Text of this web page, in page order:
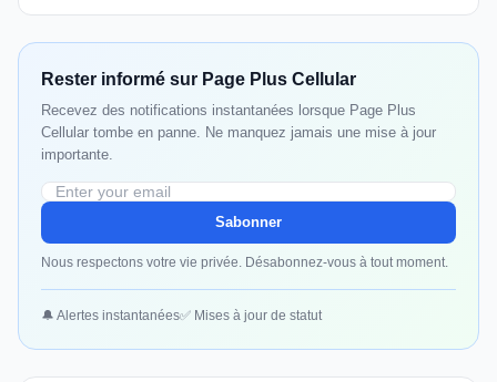
Rester informé sur Page Plus Cellular
Recevez des notifications instantanées lorsque Page Plus
Cellular tombe en panne. Ne manquez jamais une mise à jour
importante.
Sabonner
Nous respectons votre vie privée. Désabonnez-vous à tout moment.
🔔 Alertes instantanées✅ Mises à jour de statut